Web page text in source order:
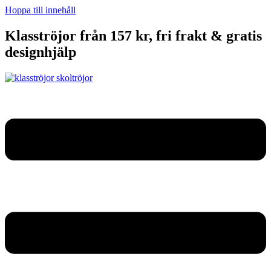
Hoppa till innehåll
Klasströjor från 157 kr, fri frakt & gratis
designhjälp